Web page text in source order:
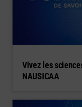
Vivez les
NAUSICAA